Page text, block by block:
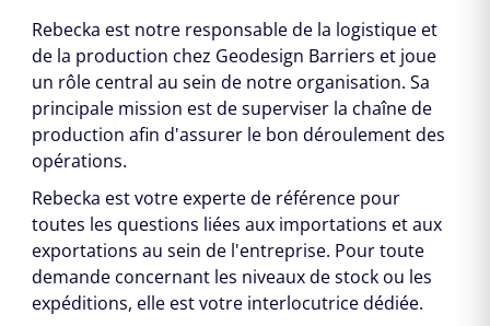
Rebecka est notre responsable de la logistique et
de la production chez Geodesign Barriers et joue
un rôle central au sein de notre organisation. Sa
principale mission est de superviser la chaîne de
production afin d'assurer le bon déroulement des
opérations.
Rebecka est votre experte de référence pour
toutes les questions liées aux importations et aux
exportations au sein de l'entreprise. Pour toute
demande concernant les niveaux de stock ou les
expéditions, elle est votre interlocutrice dédiée.